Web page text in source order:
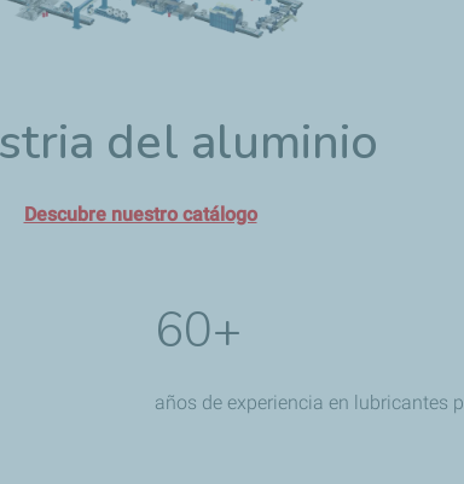
del aluminio
Descubre nuestro catálogo
60+
años de experiencia en lubricantes